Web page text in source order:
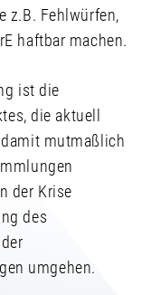
z.B. Fehlwürfen,
haftbar machen.
ist die
die aktuell
mutmaßlich
der Krise
des
umgehen.